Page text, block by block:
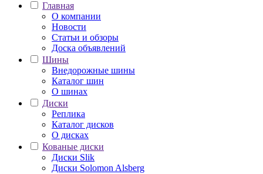
Главная
О компании
Новости
Статьи и обзоры
Доска объявлений
Шины
Внедорожные шины
Каталог шин
О шинах
Диски
Реплика
Каталог дисков
О дисках
Кованые диски
Диски Slik
Диски Solomon Alsberg